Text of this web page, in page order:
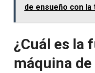
de ensueño con
¿Cuál es la
máquina